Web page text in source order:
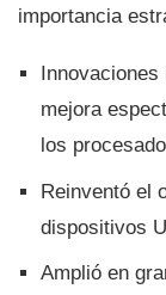
importancia
mejora
los
Reinventó el
dispositivos
Amplió en